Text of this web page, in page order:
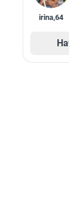
irina,64